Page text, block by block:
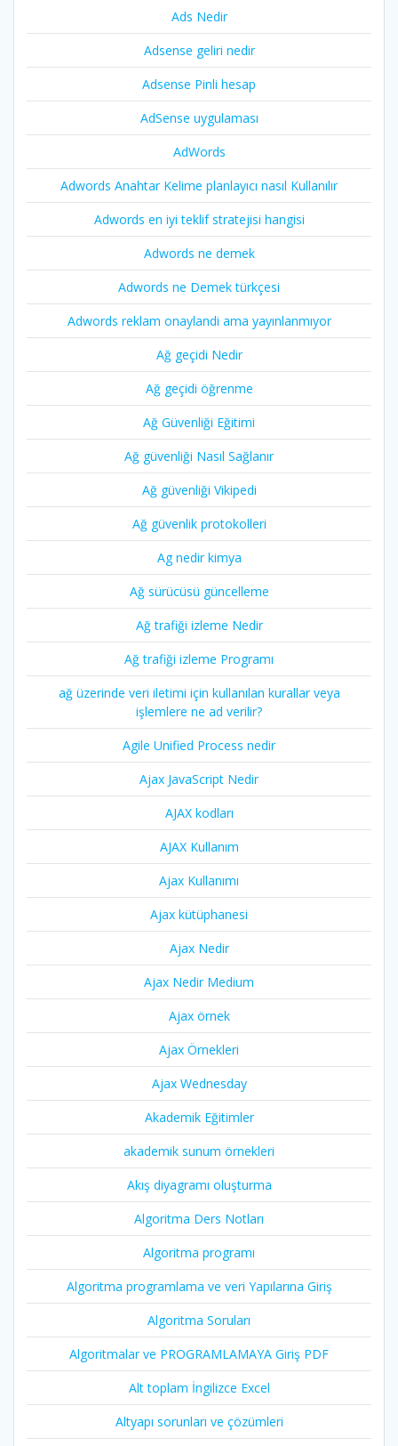
Ads Nedir
Adsense geliri nedir
Adsense Pinli hesap
AdSense uygulaması
AdWords
Adwords Anahtar Kelime planlayıcı nasıl Kullanılır
Adwords en iyi teklif stratejisi hangisi
Adwords ne demek
Adwords ne Demek türkçesi
Adwords reklam onaylandi ama yayınlanmıyor
Ağ geçidi Nedir
Ağ geçidi öğrenme
Ağ Güvenliği Eğitimi
Ağ güvenliği Nasıl Sağlanır
Ağ güvenliği Vikipedi
Ağ güvenlik protokolleri
Ag nedir kimya
Ağ sürücüsü güncelleme
Ağ trafiği izleme Nedir
Ağ trafiği izleme Programı
ağ üzerinde veri iletimi için kullanılan kurallar veya
işlemlere ne ad verilir?
Agile Unified Process nedir
Ajax JavaScript Nedir
AJAX kodları
AJAX Kullanım
Ajax Kullanımı
Ajax kütüphanesi
Ajax Nedir
Ajax Nedir Medium
Ajax örnek
Ajax Örnekleri
Ajax Wednesday
Akademik Eğitimler
akademik sunum örnekleri
Akış diyagramı oluşturma
Algoritma Ders Notları
Algoritma programı
Algoritma programlama ve veri Yapılarına Giriş
Algoritma Soruları
Algoritmalar ve PROGRAMLAMAYA Giriş PDF
Alt toplam İngilizce Excel
Altyapı sorunları ve çözümleri